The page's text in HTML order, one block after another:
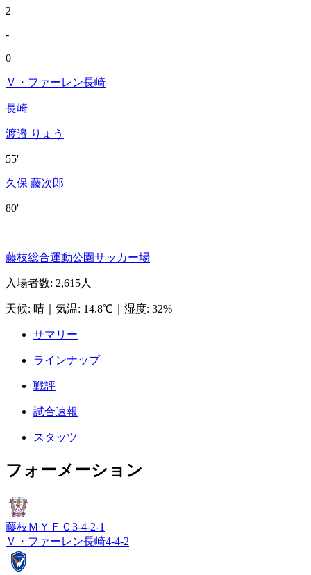
2
-
0
Ｖ・ファーレン長崎
長崎
渡邉 りょう
55'
久保 藤次郎
80'
藤枝総合運動公園サッカー場
入場者数: 2,615人
天候: 晴 気温: 14.8℃ 湿度: 32%
サマリー
ラインナップ
戦評
試合速報
スタッツ
フォーメーション
藤枝ＭＹＦＣ 3-4-2-1
Ｖ・ファーレン長崎4-4-2